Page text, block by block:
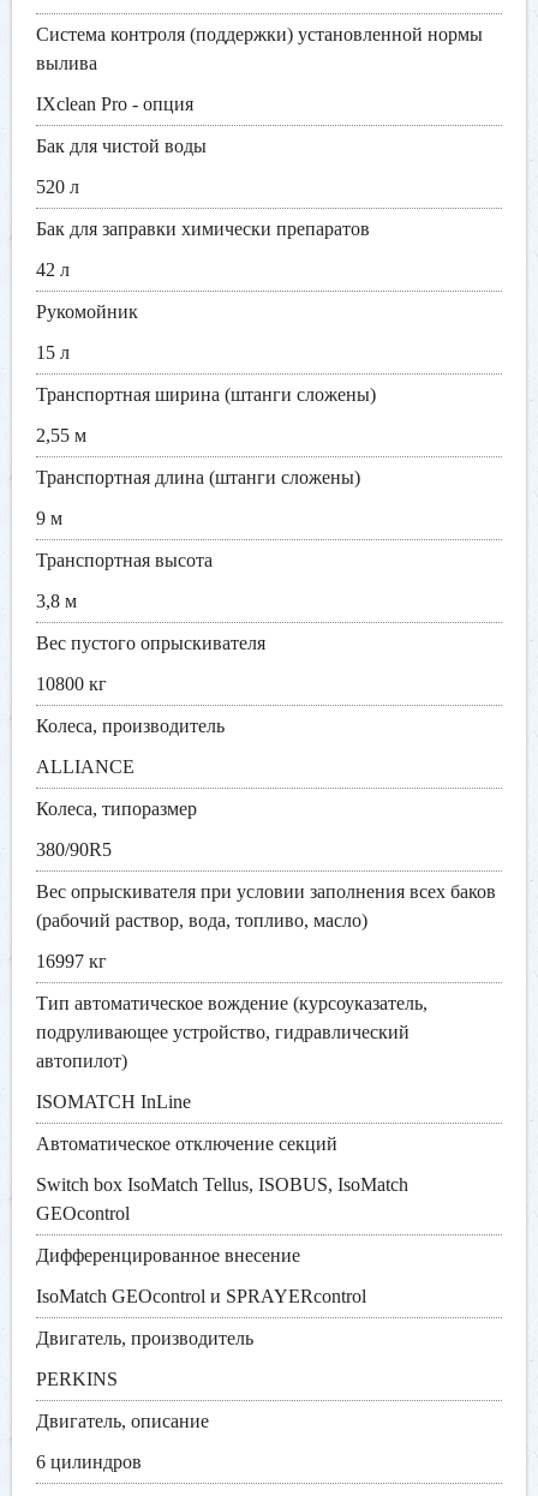
Система контроля (поддержки) установленной нормы
вылива
IXclean Pro - опция
Бак для чистой воды
520 л
Бак для заправки химически препаратов
42 л
Рукомойник
15 л
Транспортная ширина (штанги сложены)
2,55 м
Транспортная длина (штанги сложены)
9 м
Транспортная высота
3,8 м
Вес пустого опрыскивателя
10800 кг
Колеса, производитель
ALLIANCE
Колеса, типоразмер
380/90R5
Вес опрыскивателя при условии заполнения всех баков
(рабочий раствор, вода, топливо, масло)
16997 кг
Тип автоматическое вождение (курсоуказатель,
подруливающее устройство, гидравлический
автопилот)
ISOMATCH InLine
Автоматическое отключение секций
Switch box IsoMatch Tellus, ISOBUS, IsoMatch
GEOcontrol
Дифференцированное внесение
IsoMatch GEOcontrol и SPRAYERcontrol
Двигатель, производитель
PERKINS
Двигатель, описание
6 цилиндров